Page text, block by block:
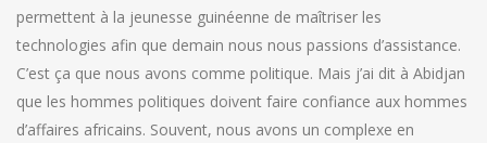
permettent à la jeunesse guinéenne de maîtriser les
technologies afin que demain nous nous passions d’assistance.
C’est ça que nous avons comme politique. Mais j’ai dit à Abidjan
que les hommes politiques doivent faire confiance aux hommes
d’affaires africains. Souvent, nous avons un complexe en